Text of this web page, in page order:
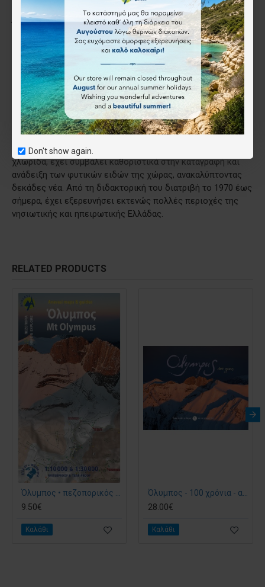
Don't show again.
προσθέτει.
Ένας πλήρης οδηγός για τη χλωρίδα του Ολύμπου
Στο τέλος του βιβλίου παρατίθεται αλφαβητικό ευρετήριο,
όπου τα είδη της χλωρίδας ταξινομούνται κατά οικογένεια,
με πληροφορίες για τον βιότοπο, την περίοδο ανθοφορίας
και την εξάπλωσή τους. Περιλαμβάνεται επίσης πλήρης
λίστα των 1.983 καταγεγραμμένων ειδών της περιοχής.
Ο Arne Strid έχει διατελέσει καθηγητής Βοτανικής στο
Πανεπιστήμιο της Κοπεγχάγης και διευθυντής του Botanical
Garden του Γκέτεμποργκ. Με περισσότερα από πενήντα
χρόνια ερευνητικής δραστηριότητας στην ελληνική
χλωρίδα, έχει συμβάλει καθοριστικά στην καταγραφή και
ανάδειξη των φυτικών ειδών της χώρας, ανακαλύπτοντας
δεκάδες νέα. Από τη διδακτορική του διατριβή το 1970 έως
σήμερα, έχει εξερευνήσει εκτενώς πολλές περιοχές της
νησιωτικής και ηπειρωτικής Ελλάδας.
RELATED PRODUCTS
9.50€
Καλάθι
28.00€
Καλάθι